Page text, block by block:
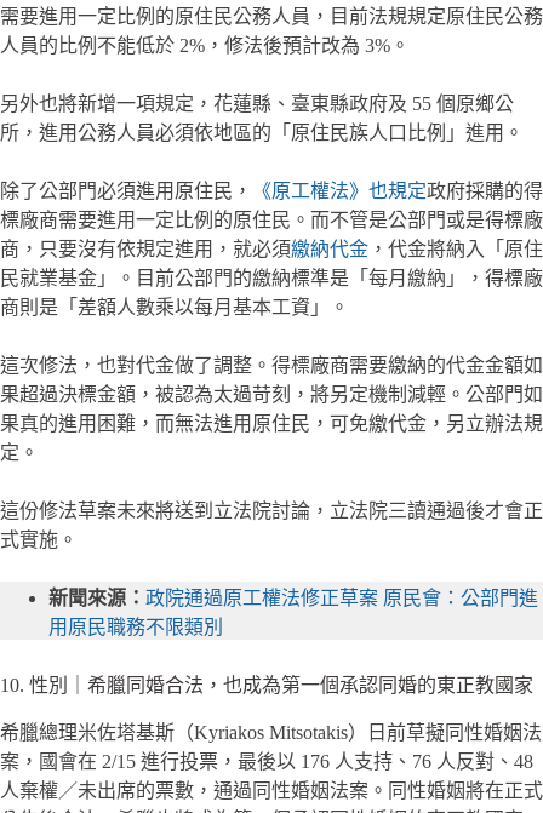
需要進用一定比例的原住民公務人員，目前法規規定原住民公務
人員的比例不能低於 2%，修法後預計改為 3%。
另外也將新增一項規定，花蓮縣、臺東縣政府及 55 個原鄉公
所，進用公務人員必須依地區的「原住民族人口比例」進用。
除了公部門必須進用原住民， 《原工權法》也規定政府採購的得
標廠商需要進用一定比例的原住民。而不管是公部門或是得標廠
商，只要沒有依規定進用，就必須繳納代金 ，代金將納入「原住
民就業基金」。目前公部門的繳納標準是「每月繳納」，得標廠
商則是「差額人數乘以每月基本工資」。
這次修法，也對代金做了調整。得標廠商需要繳納的代金金額如
果超過決標金額，被認為太過苛刻，將另定機制減輕。公部門如
果真的進用困難，而無法進用原住民，可免繳代金，另立辦法規
定。
這份修法草案未來將送到立法院討論，立法院三讀通過後才會正
式實施。
新聞來源： 政院通過原工權法修正草案 原民會：公部門進
用原民職務不限類別
10. 性別｜希臘同婚合法，也成為第一個承認同婚的東正教國家
希臘總理米佐塔基斯（Kyriakos Mitsotakis）日前草擬同性婚姻法
案，國會在 2/15 進行投票，最後以 176 人支持、76 人反對、48
人棄權／未出席的票數，通過同性婚姻法案。同性婚姻將在正式